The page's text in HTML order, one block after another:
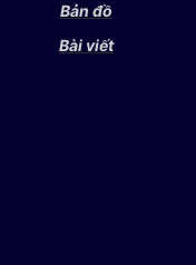
Bản đồ
Bài viết